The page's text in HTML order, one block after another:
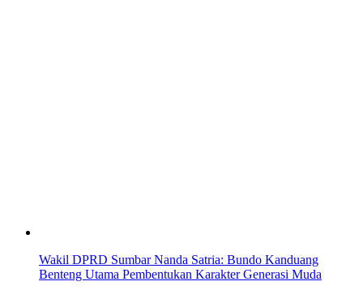
Wakil DPRD Sumbar Nanda Satria: Bundo Kanduang
Benteng Utama Pembentukan Karakter Generasi Muda